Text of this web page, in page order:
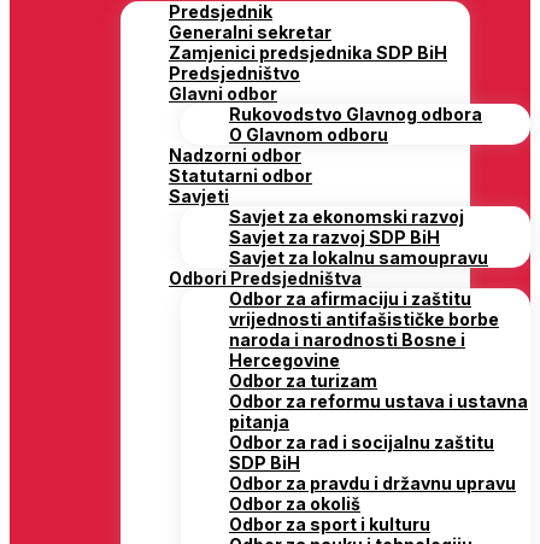
Predsjednik
Generalni sekretar
Zamjenici predsjednika SDP BiH
Predsjedništvo
Glavni odbor
Rukovodstvo Glavnog odbora
O Glavnom odboru
Nadzorni odbor
Statutarni odbor
Savjeti
Savjet za ekonomski razvoj
Savjet za razvoj SDP BiH
Savjet za lokalnu samoupravu
Odbori Predsjedništva
Odbor za afirmaciju i zaštitu
vrijednosti antifašističke borbe
naroda i narodnosti Bosne i
Hercegovine
Odbor za turizam
Odbor za reformu ustava i ustavna
pitanja
Odbor za rad i socijalnu zaštitu
SDP BiH
Odbor za pravdu i državnu upravu
Odbor za okoliš
Odbor za sport i kulturu